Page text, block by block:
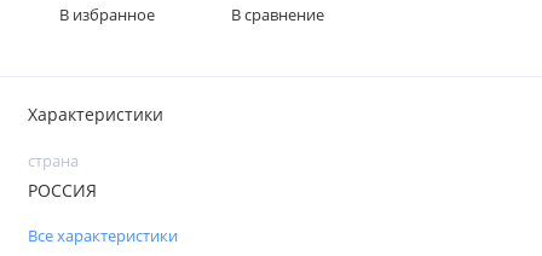
В избранное В сравнение
Характеристики
страна
РОССИЯ
Все характеристики